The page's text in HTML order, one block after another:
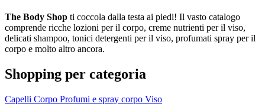
The Body Shop ti coccola dalla testa ai piedi! Il vasto catalogo
comprende ricche lozioni per il corpo, creme nutrienti per il viso,
delicati shampoo, tonici detergenti per il viso, profumati spray per il
corpo e molto altro ancora.
Shopping per categoria
Capelli Corpo Profumi e spray corpo Viso